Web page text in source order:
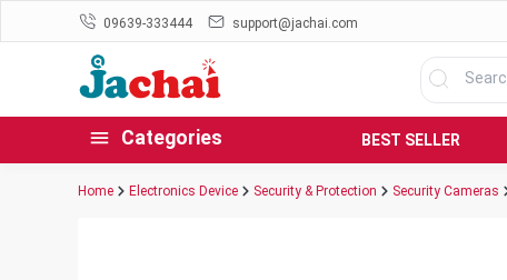
09639-333444 support@jachai.com
Categories BEST SELLER
Home Electronics Device Security & Protection Security Cameras